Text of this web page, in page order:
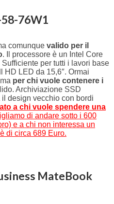
76W1
comunque valido per il
. Il processore è un Intel Core
per tutti i lavori base
HD LED da 15,6″. Ormai
per chi vuole contenere i
Archiviazione SSD
design vecchio con bordi
a chi vuole spendere una
di andare sotto i 600
e a chi non interessa un
di circa 689 Euro.
MateBook